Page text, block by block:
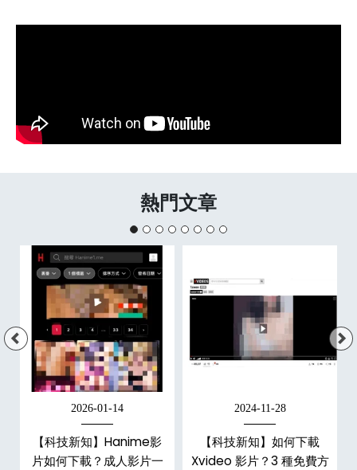
熱門文章
2026-01-14
【科技新知】Hanime影
片如何下載？成人影片一
2024-11-28
【科技新知】如何下載
Xvideo 影片？3 種免費方